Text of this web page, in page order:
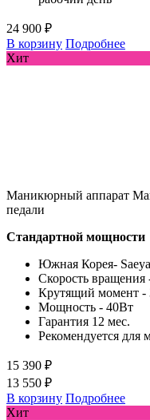
24 900 ₽
В корзину Подробнее
Хит
Маникюрный аппарат
педали
Стандартной мощности
Южная Корея-
Скорость
Крутящий момент -
Мощность - 40Вт
Гарантия 12 мес.
Рекомендуется
15 390 ₽
13 550 ₽
В корзину Подробнее
Хит